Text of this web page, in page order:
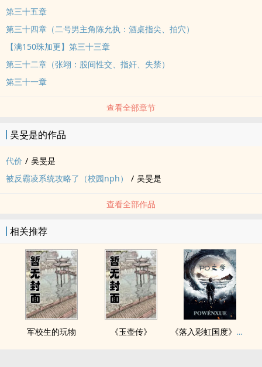
第三十五章
第三十四章（二号男主角陈允执：酒桌指尖、拍穴）
【满150珠加更】第三十三章
第三十二章（张翊：股间性交、指奸、失禁）
第三十一章
查看全部章节
吴旻是的作品
代价 / 吴旻是
被反霸凌系统攻略了（校园nph）
/ 吴旻是
查看全部作品
相关推荐
军校生的玩物 《玉壶传》 《落入彩虹国度》穿越+西幻+言情